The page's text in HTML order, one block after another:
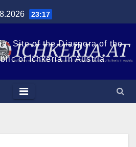
23:17
Site of the Diaspora of the
of Ichkeria in Austria